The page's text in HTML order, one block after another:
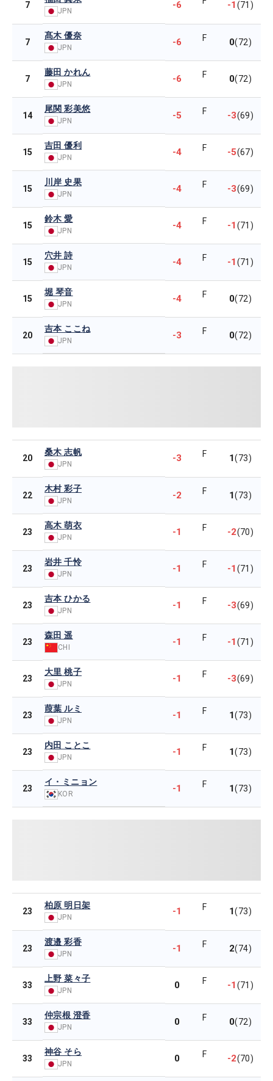
7
JPN
-6 -1(71)
7
髙木 優奈
JPN -6 F 0(72)
7
藤田 かれん
JPN -6 F 0(72)
14
尾関 彩美悠
JPN -5 F -3(69)
15
吉田 優利
JPN -4 F -5(67)
15
川岸 史果
JPN -4 F -3(69)
15
鈴木 愛
JPN -4 F -1(71)
15
穴井 詩
JPN -4 F -1(71)
15
堀 琴音
JPN -4 F 0(72)
20
吉本 ここね
JPN -3 F 0(72)
20
桑木 志帆
JPN
-3 F 1(73)
22
木村 彩子
JPN -2 F 1(73)
23
高木 萌衣
JPN -1 F -2(70)
23
岩井 千怜
JPN -1 F -1(71)
23
吉本 ひかる
JPN -1 F -3(69)
23
森田 遥
CHI -1 F -1(71)
23
大里 桃子
JPN -1 F -3(69)
23
葭葉 ルミ
JPN -1 F 1(73)
23
内田 ことこ
JPN -1 F 1(73)
23
イ・ミニョン
KOR -1 F 1(73)
23
柏原 明日架
JPN
-1 F 1(73)
23
渡邉 彩香
JPN -1 F 2(74)
33
上野 菜々子
JPN 0 F -1(71)
33
仲宗根 澄香
JPN 0 F 0(72)
33
神谷 そら
JPN 0 F -2(70)